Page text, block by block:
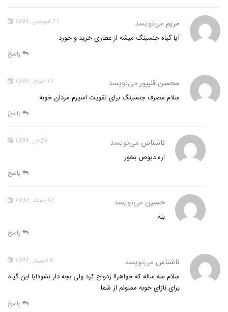
مریم می‌نویسد 11 فروردین , 1399
آیا گیاه جنسینگ میشه از عطاری خرید و خورد
پاسخ
محسن قلیپور می‌نویسد 12 خرداد , 1399
سلام مصرف جنسینگ برای تقویت اسپرم مردان خوبه
پاسخ
ناشناس می‌نویسد 24 تیر , 1399
اره دیوص بخور
پاسخ
حسین می‌نویسد 10 خرداد , 1400
بله
پاسخ
ناشناس می‌نویسد 6 شهریور , 1399
سلام سه ساله که خواهراا زدواج کرد ولی بچه دار نشودایا این گیاه
برای نازای خوبه ممنونم از شما
پاسخ